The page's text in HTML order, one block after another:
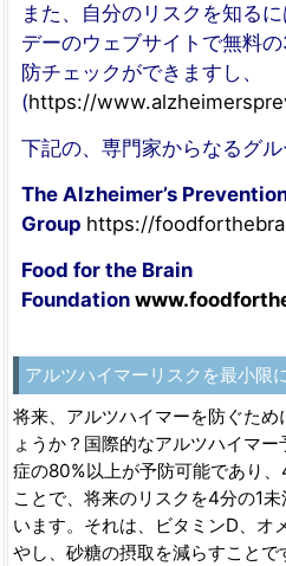
また、自分のリスクを知る
デーのウェブサイトで無料
防チェックができますし、
(https://
下記の、専門家からなるグル
The Alzheimer’s
Group https://
Food for the Brain
Foundation
アルツハイマーリスクを最小限
将来、アルツハイマーを防ぐた
ょうか？国際的なアルツハイマ
症の80%以上が予防可能であり
ことで、将来のリスクを4分の1
います。それは、ビタミンD、オ
やし、砂糖の摂取を減らすことで